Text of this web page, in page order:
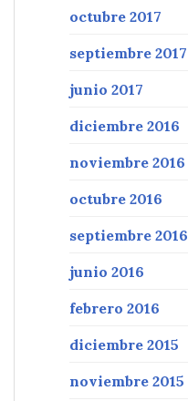
octubre 2017
septiembre 2017
junio 2017
diciembre 2016
noviembre 2016
octubre 2016
septiembre 2016
junio 2016
febrero 2016
diciembre 2015
noviembre 2015